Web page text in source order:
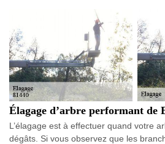
Élagage d’arbre performant de
L’élagage est à effectuer quand votre
dégâts. Si vous observez que les